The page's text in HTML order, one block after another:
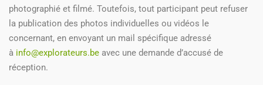
photographié et filmé. Toutefois, tout participant peut refuser
la publication des photos individuelles ou vidéos le
concernant, en envoyant un mail spécifique adressé
à info@explorateurs.be avec une demande d’accusé de
réception.